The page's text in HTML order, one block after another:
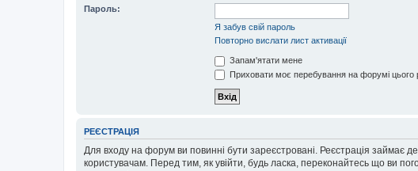
Пароль:
Я забув свій пароль
Повторно вислати лист активації
Запам'ятати мене
Приховати моє перебування на форумі цього
РЕЄСТРАЦІЯ
Для входу на форум ви повинні бути зареєстровані. Реєстрація займає
користувачам. Перед тим, як увійти, будь ласка, переконайтесь що ви